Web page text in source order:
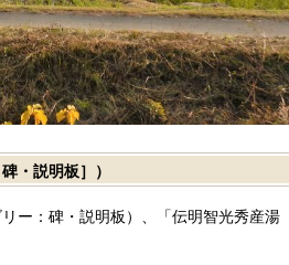
・説明板］）
ー：碑・説明板）、「伝明智光秀産湯